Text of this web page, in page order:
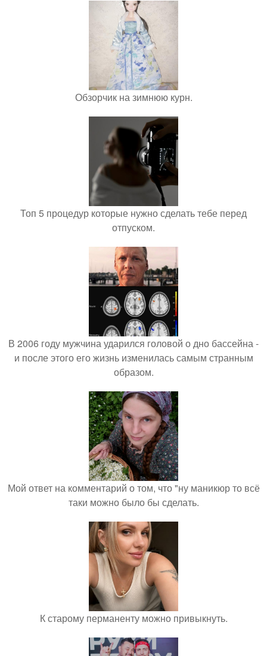
Обзорчик на зимнюю курн.
Топ 5 процедур которые нужно сделать тебе перед
отпуском.
В 2006 году мужчина ударился головой о дно бассейна -
и после этого его жизнь изменилась самым странным
образом.
Мой ответ на комментарий о том, что "ну маникюр то всё
таки можно было бы сделать.
К старому перманенту можно привыкнуть.